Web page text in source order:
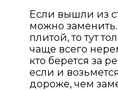
Если вышли из
можно
плитой, то тут
чаще всего
кто берется за
если и
дороже, чем